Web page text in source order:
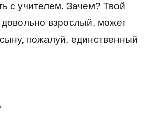
с учителем. Зачем? Твой
взрослый, может
пожалуй, единственный